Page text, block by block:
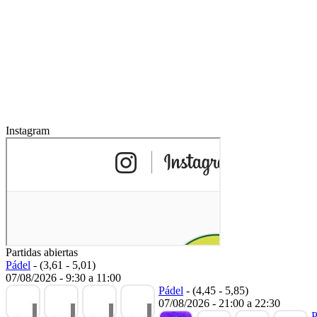
Instagram
Partidas abiertas
Pádel - (3,61 - 5,01)
07/08/2026 - 9:30 a 11:00
Pádel - (4,45 - 5,85)
07/08/2026 - 21:00 a 22:30